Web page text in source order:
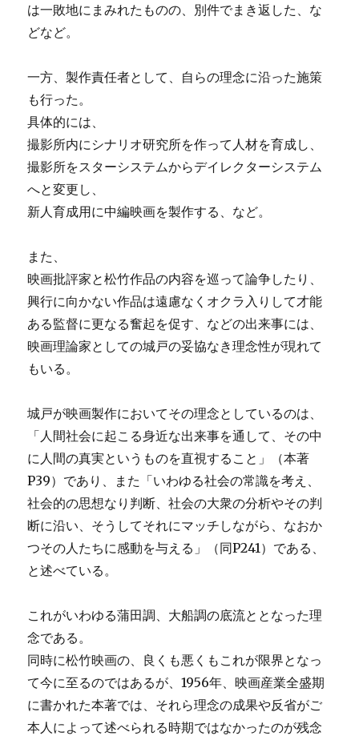
は一敗地にまみれたものの、別件でまき返した、な
どなど。
一方、製作責任者として、自らの理念に沿った施策
も行った。
具体的には、
撮影所内にシナリオ研究所を作って人材を育成し、
撮影所をスターシステムからデイレクターシステム
へと変更し、
新人育成用に中編映画を製作する、など。
また、
映画批評家と松竹作品の内容を巡って論争したり、
興行に向かない作品は遠慮なくオクラ入りして才能
ある監督に更なる奮起を促す、などの出来事には、
映画理論家としての城戸の妥協なき理念性が現れて
もいる。
城戸が映画製作においてその理念としているのは、
「人間社会に起こる身近な出来事を通して、その中
に人間の真実というものを直視すること」（本著
P39）であり、また「いわゆる社会の常識を考え、
社会的の思想なり判断、社会の大衆の分析やその判
断に沿い、そうしてそれにマッチしながら、なおか
つその人たちに感動を与える」（同P241）である、
と述べている。
これがいわゆる蒲田調、大船調の底流ととなった理
念である。
同時に松竹映画の、良くも悪くもこれが限界となっ
て今に至るのではあるが、1956年、映画産業全盛期
に書かれた本著では、それら理念の成果や反省がご
本人によって述べられる時期ではなかったのが残念